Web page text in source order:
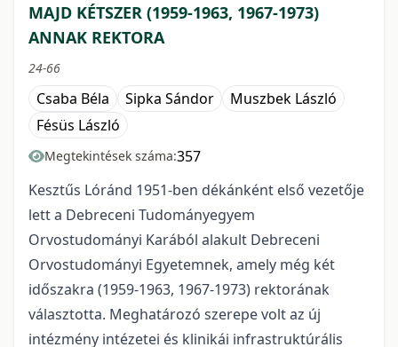
MAJD KÉTSZER (1959-1963, 1967-1973)
ANNAK REKTORA
24-66
Csaba Béla Sipka Sándor
Muszbek László
Fésüs László
Megtekintések száma:357
Kesztűs Lóránd 1951-ben dékánként első vezetője
lett a Debreceni Tudományegyem
Orvostudományi Karából alakult Debreceni
Orvostudományi Egyetemnek, amely még két
időszakra (1959-1963, 1967-1973) rektorának
választotta. Meghatározó szerepe volt az új
intézmény intézetei és klinikái infrastruktúrális